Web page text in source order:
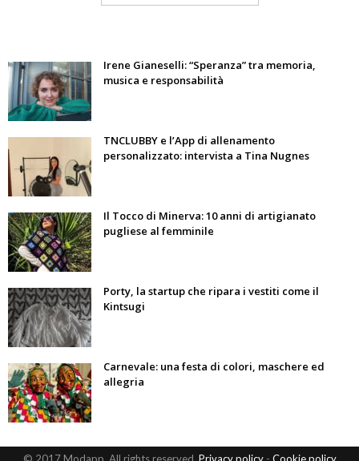
Irene Gianeselli: “Speranza” tra memoria,
musica e responsabilità
TNCLUBBY e l’App di allenamento
personalizzato: intervista a Tina Nugnes
Il Tocco di Minerva: 10 anni di artigianato
pugliese al femminile
Porty, la startup che ripara i vestiti come il
Kintsugi
Carnevale: una festa di colori, maschere ed
allegria